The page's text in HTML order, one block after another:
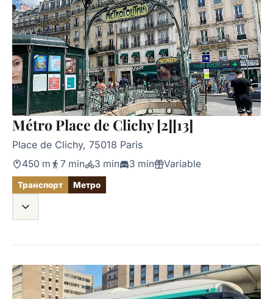
Métro Place de Clichy [2][13]
Place de Clichy, 75018 Paris
450 m 7 min 3 min 3 min Variable
Транспорт Метро